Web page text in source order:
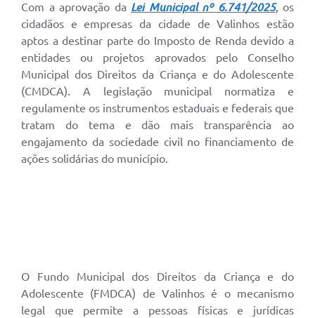
Galeria de Vídeos
Conselhos Municipais
Projetos
Contas Públicas
Links
Enquete
Jornal
Com a aprovação da Lei Municipal nº 6.741/2025, os
cidadãos e empresas da cidade de Valinhos estão
aptos a destinar parte do Imposto de Renda devido a
entidades ou projetos aprovados pelo Conselho
Municipal dos Direitos da Criança e do Adolescente
(CMDCA). A legislação municipal normatiza e
regulamente os instrumentos estaduais e federais que
tratam do tema e dão mais transparência ao
engajamento da sociedade civil no financiamento de
ações solidárias do município.
O Fundo Municipal dos Direitos da Criança e do
Adolescente (FMDCA) de Valinhos é o mecanismo
legal que permite a pessoas físicas e jurídicas